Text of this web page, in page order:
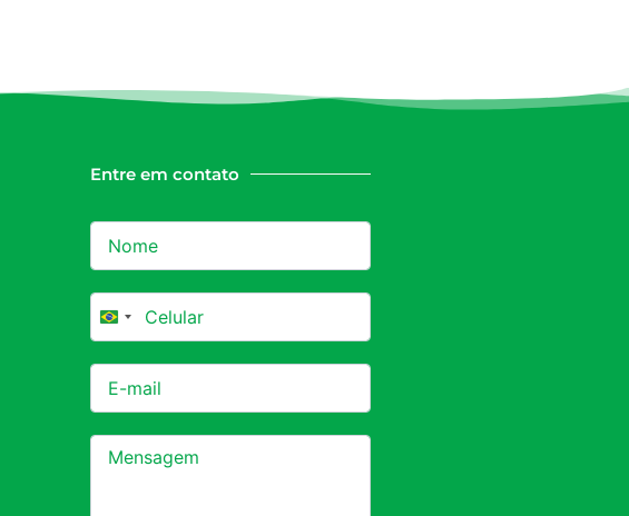
Entre em contato
Brazil +55